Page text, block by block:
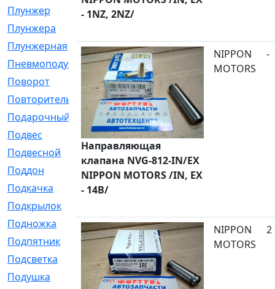
Плунжер
[1]
Плунжера
Плунжерная
[91]
Пневмоподушка
[2]
Поворот
[12]
Повторитель
[86]
Подарочный
[3]
Подвес
[16]
Подвесной
[7]
Поддон
[18]
Подкачка
Подкрылок
Подножка
[16]
Подпятник
Подсветка
[1]
Подушка
[1540]
- 1NZ, 2NZ/
Направляющая
клапана NVG-812-IN/EX
NIPPON MOTORS /IN, EX
- 14B/
NIPPON
MOTORS
-
NIPPON
MOTORS
2